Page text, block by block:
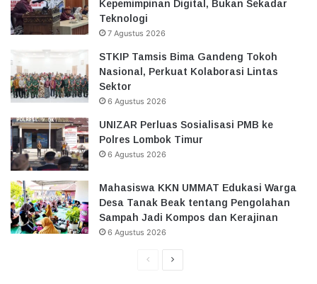
Kepemimpinan Digital, Bukan Sekadar
Teknologi
7 Agustus 2026
STKIP Tamsis Bima Gandeng Tokoh
Nasional, Perkuat Kolaborasi Lintas
Sektor
6 Agustus 2026
UNIZAR Perluas Sosialisasi PMB ke
Polres Lombok Timur
6 Agustus 2026
Mahasiswa KKN UMMAT Edukasi Warga
Desa Tanak Beak tentang Pengolahan
Sampah Jadi Kompos dan Kerajinan
6 Agustus 2026
HalamanHalaman